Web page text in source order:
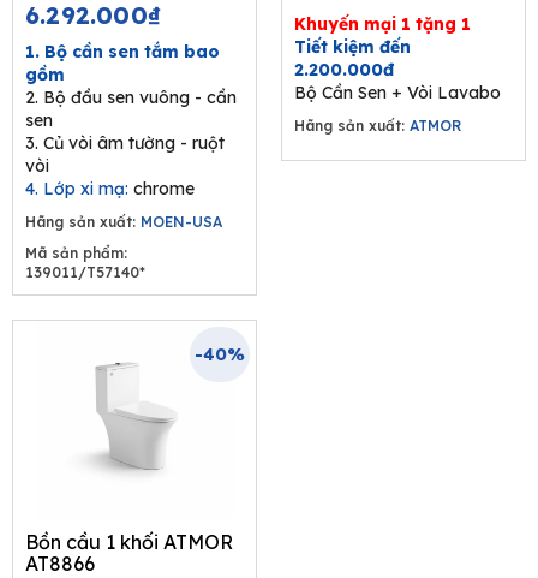
price
was:
9.680.000₫.
6.292.000₫price
is:
6.292.000₫.
1. Bộ cần sen tắm bao
gồm
2. Bộ đầu sen vuông - cần
sen
3. Củ vòi âm tường - ruột
vòi
4. Lớp xi mạ: chrome
Hãng sản xuất: MOEN-USA
Mã sản phẩm:
139011/T57140*
Khuyến mại 1 tặng 1
Tiết kiệm đến
2.200.000đ
Bộ Cần Sen + Vòi Lavabo
Hãng sản xuất: ATMOR
-40%
Bồn cầu 1 khối ATMOR
AT8866